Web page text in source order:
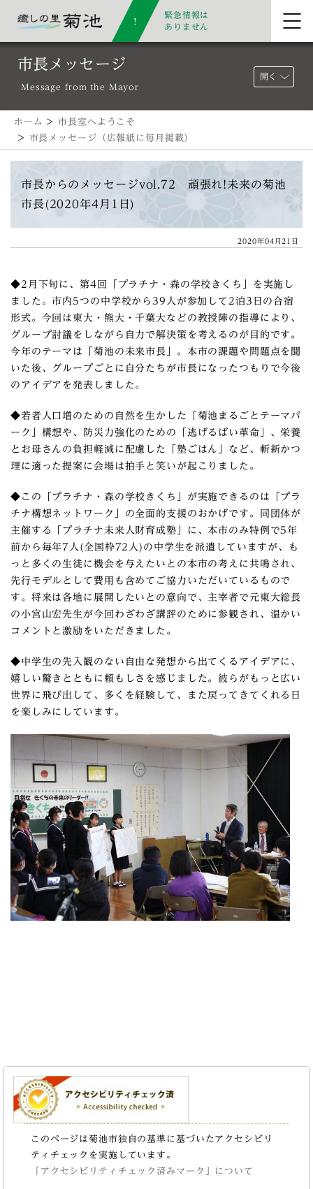
緊急情報は
ありません
市長メッセージ
Message from the Mayor
開く
ホーム >市長室へようこそ
> 市長メッセージ（広報紙に毎月掲載）
市長からのメッセージvol.72 頑張れ!未来の菊池
市長(2020年4月1日)
2020年04月21日
◆2月下旬に、第4回「プラチナ・森の学校きくち」を実施し
ました。市内5つの中学校から39人が参加して2泊3日の合宿
形式。今回は東大・熊大・千葉大などの教授陣の指導により、
グループ討議をしながら自力で解決策を考えるのが目的です。
今年のテーマは「菊池の未来市長」。本市の課題や問題点を聞
いた後、グループごとに自分たちが市長になったつもりで今後
のアイデアを発表しました。
◆若者人口増のための自然を生かした「菊池まるごとテーマパ
ーク」構想や、防災力強化のための「逃げるばい革命」、栄養
とお母さんの負担軽減に配慮した「塾ごはん」など、斬新かつ
理に適った提案に会場は拍手と笑いが起こりました。
◆この「プラチナ・森の学校きくち」が実施できるのは「プラ
チナ構想ネットワーク」の全面的支援のおかげです。同団体が
主催する「プラチナ未来人財育成塾」に、本市のみ特例で5年
前から毎年7人(全国枠72人)の中学生を派遣していますが、も
っと多くの生徒に機会を与えたいとの本市の考えに共鳴され、
先行モデルとして費用も含めてご協力いただいているもので
す。将来は各地に展開したいとの意向で、主宰者で元東大総長
の小宮山宏先生が今回わざわざ講評のために参観され、温かい
コメントと激励をいただきました。
◆中学生の先入観のない自由な発想から出てくるアイデアに、
嬉しい驚きとともに頼もしさを感じました。彼らがもっと広い
世界に飛び出して、多くを経験して、また戻ってきてくれる日
を楽しみにしています。
このページは菊池市独自の基準に基づいたアクセシビリ
ティチェックを実施しています。
「アクセシビリティチェック済みマーク」について